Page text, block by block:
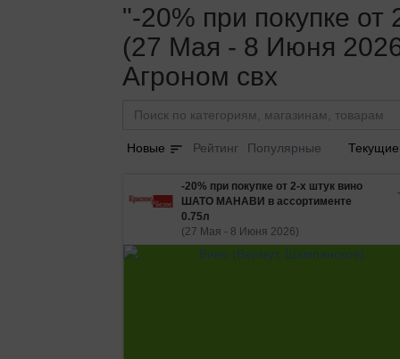
"-20% при покупке
(27 Мая - 8 Июня
Агроном свх
Новые sort Рейтинг Популярные Текущие
-20% при покупке от 2-х штук вино
ШАТО МАНАВИ в ассортименте
0.75л
(27 Мая - 8 Июня 2026)